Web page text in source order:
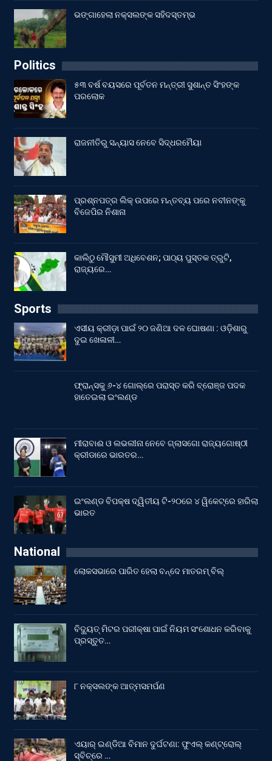
ଭଙ୍ଗାହେଲା ନକ୍ସଲଙ୍କ ସହିଦସ୍ତମ୍ଭ
Politics
୫୩ ବର୍ଷ ବୟସରେ ପୂର୍ବତନ ମନ୍ତ୍ରୀ ସୁଶାନ୍ତ ସିଂହଙ୍କ
ପରଲୋକ
ରାଜନୀତିରୁ ସନ୍ୟାସ ନେବେ ସିଦ୍ଧରମୈୟା
ପ୍ରଶ୍ନପତ୍ର ଲିକ୍ ଉପରେ ମନ୍ତବ୍ୟ ପରେ ନବୀନଙ୍କୁ
ବିଜେପିର ନିଶାନା
କାଲିଠୁ ମୌସୁମୀ ଅଧିବେଶନ; ପାଠ୍ୟ ପୁସ୍ତକ ତ୍ରୁଟି,
ରାଜ୍ୟରେ…
Sports
ଏସୀୟ କ୍ରୀଡ଼ା ପାଇଁ ୨୦ ଜଣିଆ ଦଳ ଘୋଷଣା : ଓଡ଼ିଶାରୁ
ଦୁଇ ଖେଳାଳୀ…
ଫ୍ରାନ୍ସକୁ ୬-୪ ଗୋଲ୍‌ରେ ପରାସ୍ତ କରି ବ୍ରୋଞ୍ଜ ପଦକ
ହାତେଇଲା ଇଂଲଣ୍ଡ
ମୀରାବାଈ ଓ ଲଭଲୀନା ନେବେ ଗ୍ଲାସଗୋ ରାଜ୍ୟଗୋଷ୍ଠୀ
କ୍ରୀଡାରେ ଭାରତର…
ଇଂଲଣ୍ଡ ବିପକ୍ଷ ଦ୍ୱିତୀୟ ଟି-୨୦ରେ ୪ ୱିକେଟ୍‌ରେ ହାରିଲା
ଭାରତ
National
ଲୋକସଭାରେ ପାରିତ ହେଲା ବନ୍ଦେ ମାତରମ୍‌ ବିଲ୍‌
ବିଦ୍ୟୁତ୍ ମିଟର ପରୀକ୍ଷା ପାଇଁ ନିୟମ ସଂଶୋଧନ କରିବାକୁ
ପ୍ରସ୍ତୁତ…
୮ ନକ୍ସଲଙ୍କ ଆତ୍ମସମର୍ପଣ
ଏୟାର୍ ଇଣ୍ଡିଆ ବିମାନ ଦୁର୍ଘଟଣା: ଫୁଏଲ୍‌ କଣ୍ଟ୍ରୋଲ୍‌
ସ୍ବିଚ୍‌ରେ …